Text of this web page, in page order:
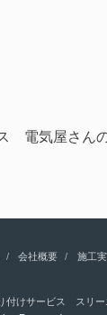
電気屋さん
会社概要 施工
付けサービス スリー